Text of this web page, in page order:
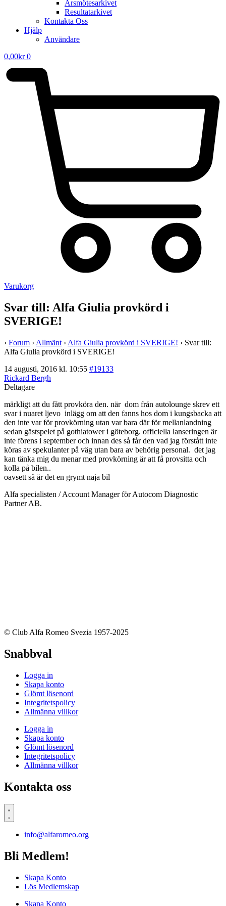
Årsmötesarkivet
Resultatarkivet
Kontakta Oss
Hjälp
Användare
0,00kr 0
Varukorg
Svar till: Alfa Giulia provkörd i
SVERIGE!
› Forum › Allmänt › Alfa Giulia provkörd i SVERIGE! › Svar till:
Alfa Giulia provkörd i SVERIGE!
14 augusti, 2016 kl. 10:55 #19133
Rickard Bergh
Deltagare
märkligt att du fått provköra den. när dom från autolounge skrev ett
svar i nuaret ljevo inlägg om att den fanns hos dom i kungsbacka att
den inte var för provkörning utan var bara där för mellanlandning
sedan gästspelet på gothiatower i göteborg. officiella lanseringen är
inte förens i september och innan des så får den vad jag förstått inte
köras av spekulanter på väg utan bara av behörig personal. det jag
kan tänka mig du menar med provkörning är att få provsitta och
kolla på bilen..
oavsett så är det en grymt naja bil
Alfa specialisten / Account Manager för Autocom Diagnostic
Partner AB.
© Club Alfa Romeo Svezia 1957-2025
Snabbval
Logga in
Skapa konto
Glömt lösenord
Integritetspolicy
Allmänna villkor
Logga in
Skapa konto
Glömt lösenord
Integritetspolicy
Allmänna villkor
Kontakta oss
info@alfaromeo.org
Bli Medlem!
Skapa Konto
Lös Medlemskap
Skapa Konto